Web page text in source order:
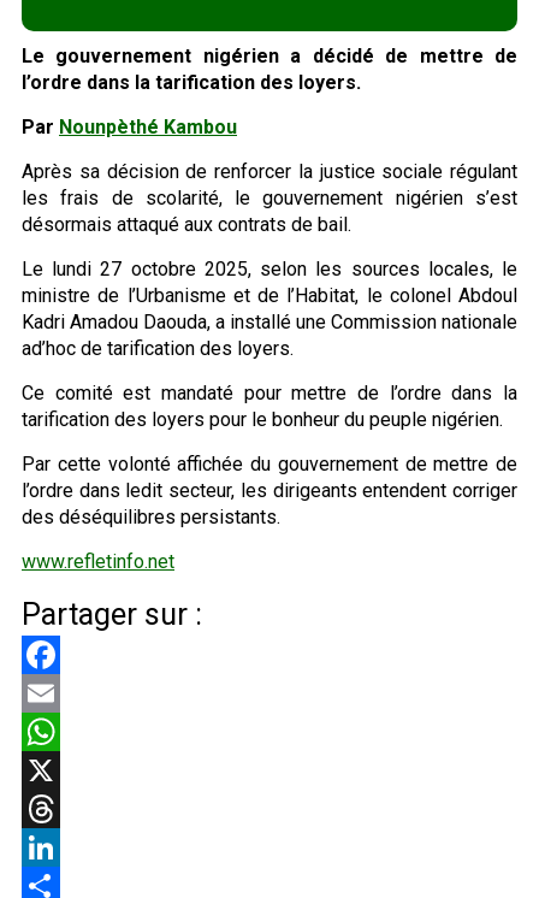
Le gouvernement nigérien a décidé de mettre de
l’ordre dans la tarification des loyers.
Par Nounpèthé Kambou
Après sa décision de renforcer la justice sociale régulant
les frais de scolarité, le gouvernement nigérien s’est
désormais attaqué aux contrats de bail.
Le lundi 27 octobre 2025, selon les sources locales, le
ministre de l’Urbanisme et de l’Habitat, le colonel Abdoul
Kadri Amadou Daouda, a installé une Commission nationale
ad’hoc de tarification des loyers.
Ce comité est mandaté pour mettre de l’ordre dans la
tarification des loyers pour le bonheur du peuple nigérien.
Par cette volonté affichée du gouvernement de mettre de
l’ordre dans ledit secteur, les dirigeants entendent corriger
des déséquilibres persistants.
www.refletinfo.net
Partager sur :
Facebook
Email
WhatsApp
X
Threads
LinkedIn